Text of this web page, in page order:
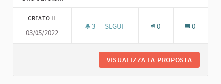
CREATO IL
03/05/2022
3 3 SOSTENITORI
SEGUI 0 0
VISUALIZZA LA PROPOSTA